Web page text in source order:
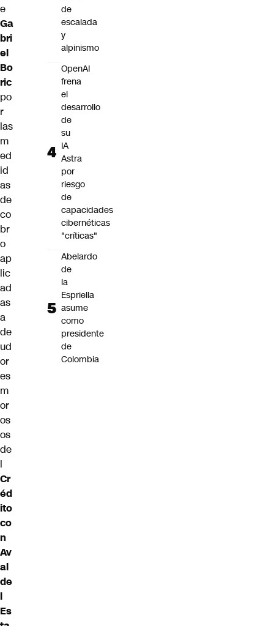
e
Ga
bri
el
Bo
ric
po
r
las
m
ed
id
as
de
co
br
o
ap
lic
ad
as
a
de
ud
or
es
m
or
os
os
de
l
Cr
éd
ito
co
n
Av
al
de
l
Es
de
escalada
y
alpinismo
OpenAI
frena
el
desarrollo
de
su
IA
Astra
por
riesgo
de
capacidades
cibernéticas
"críticas"
Abelardo
de
la
Espriella
asume
como
presidente
de
Colombia